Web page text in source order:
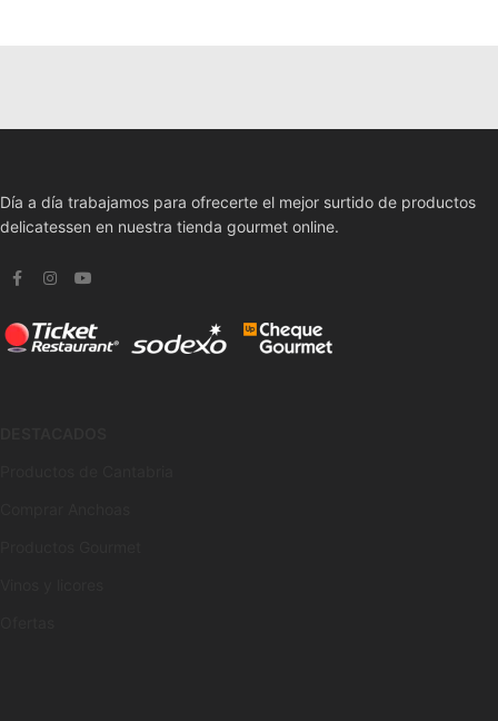
Día a día trabajamos para ofrecerte el mejor surtido de productos
delicatessen en nuestra tienda gourmet online.